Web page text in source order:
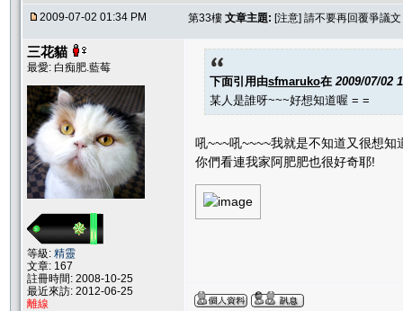
2009-07-02 01:34 PM 第33樓 文章主題: [注意] 請不要再回覆爭議
三花貓
最愛: 白痴肥.藍莓
等級: 精靈
文章: 167
註冊時間: 2008-10-25
最近來訪: 2012-06-25
離線
下面引用由sfmaruko在 2009/07/02
某人是誰呀~~~好想知道喔 = =
吼~~~吼~~~~我就是不知道又很想知
你們看連我家阿肥肥也很好奇耶!